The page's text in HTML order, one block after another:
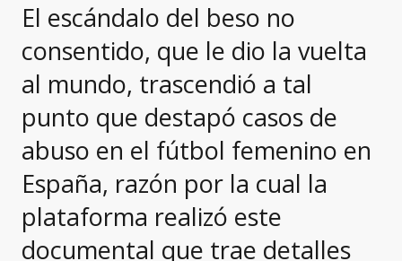
El escándalo del beso no
consentido, que le dio la vuelta
al mundo, trascendió a tal
punto que destapó casos de
abuso en el fútbol femenino en
España, razón por la cual la
plataforma realizó este
documental que trae detalles